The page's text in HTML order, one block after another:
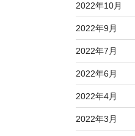
2022年10月
2022年9月
2022年7月
2022年6月
2022年4月
2022年3月